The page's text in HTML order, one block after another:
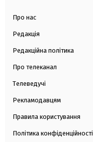
Про нас
Редакція
Редакційна політика
Про телеканал
Телеведучі
Рекламодавцям
Правила користування
Політика конфіденційності